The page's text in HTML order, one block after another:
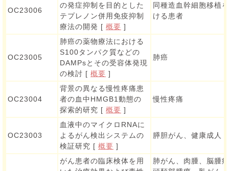
OC23006
の発症抑制を目的とした
テプレノン併用免疫抑制
療法の開発 [ 概要 ]
同種造血幹細胞移植
ける患者
OC23005
肺癌の薬物療法における
S100タンパク質などの
DAMPsとその受容体発現
の検討 [ 概要 ]
肺癌
OC23004
背景の異なる慢性疼痛患
者の血中HMGB1動態の
探索的研究 [ 概要 ]
慢性疼痛
OC23003
血液中のマイクロRNAに
よるがん検出システムの
検証研究 [ 概要 ]
膵胆がん、健康成人
がん患者の臨床検体を用
肺がん、肉腫、脳腫